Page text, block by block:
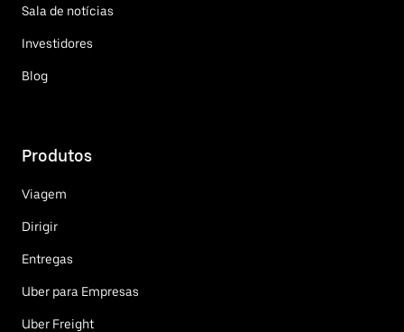
Sala de notícias
Investidores
Blog
Produtos
Viagem
Dirigir
Entregas
Uber para Empresas
Uber Freight